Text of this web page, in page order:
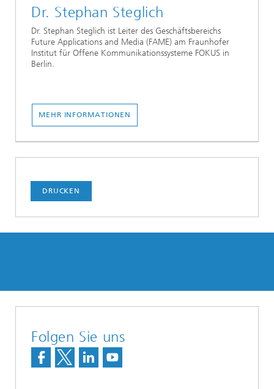
Dr. Stephan Steglich
Dr. Stephan Steglich ist Leiter des Geschäftsbereichs
Future Applications and Media (FAME) am Fraunhofer
Institut für Offene Kommunikationssysteme FOKUS in
Berlin.
MEHR INFORMATIONEN
DRUCKEN
Folgen Sie uns